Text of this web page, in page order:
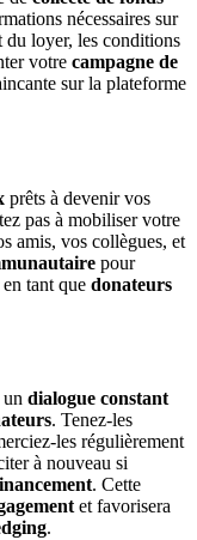
nécessaires sur
du loyer, les conditions
votre campagne de
sur la plateforme
prêts à devenir vos
pas à mobiliser votre
amis, vos collègues, et
pour
tant que donateurs
dialogue constant
. Tenez-les
les régulièrement
à nouveau si
. Cette
et favorisera
.